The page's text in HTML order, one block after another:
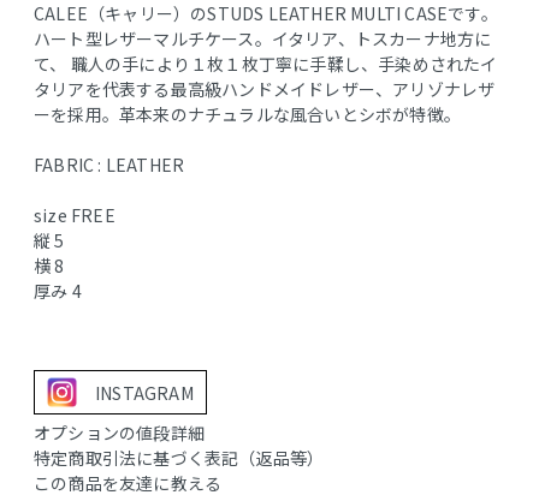
CALEE（キャリー）のSTUDS LEATHER MULTI CASEです。
ハート型レザーマルチケース。イタリア、トスカーナ地方に
て、 職人の手により１枚１枚丁寧に手鞣し、手染めされたイ
タリアを代表する最高級ハンドメイドレザー、アリゾナレザ
ーを採用。革本来のナチュラルな風合いとシボが特徴。
FABRIC : LEATHER
size FREE
縦 5
横 8
厚み 4
INSTAGRAM
オプションの値段詳細
特定商取引法に基づく表記（返品等）
この商品を友達に教える